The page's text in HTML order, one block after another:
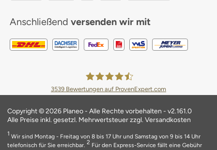
Anschließend versenden wir mit
3539 Bewertungen auf ProvenExpert.com
Copyright © 2026 Planeo - Alle Rechte vorbehalten - v2.161.0
Alle Preise inkl. gesetzl. Mehrwertsteuer zzgl. Versandkosten
1 Wir sind Montag - Freitag von 8 bis 17 Uhr und Samstag von 9 bis 14 Uhr
telefonisch für Sie erreichbar. 2 Für den Express-Service fällt eine Gebühr